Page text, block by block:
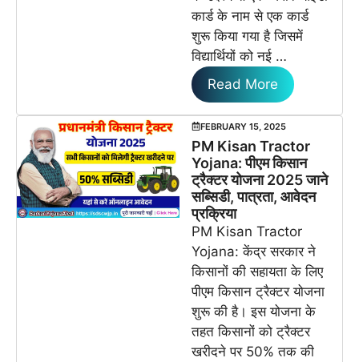
कार्ड के नाम से एक कार्ड
शुरू किया गया है जिसमें
विद्यार्थियों को नई …
Read More
FEBRUARY 15, 2025
PM Kisan Tractor
Yojana: पीएम किसान
ट्रैक्टर योजना 2025 जाने
सब्सिडी, पात्रता, आवेदन
प्रक्रिया
PM Kisan Tractor
Yojana: केंद्र सरकार ने
किसानों की सहायता के लिए
पीएम किसान ट्रैक्टर योजना
शुरू की है। इस योजना के
तहत किसानों को ट्रैक्टर
खरीदने पर 50% तक की